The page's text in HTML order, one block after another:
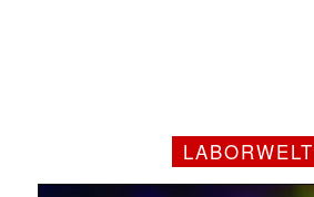
LABORWELT